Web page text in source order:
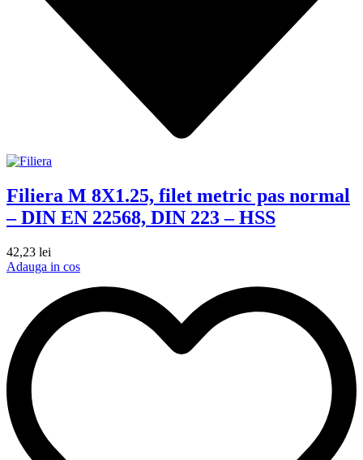
Filiera M 8X1.25, filet metric pas normal
– DIN EN 22568, DIN 223 – HSS
42,23 lei
Adauga in cos